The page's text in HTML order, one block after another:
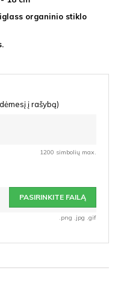
organinio stiklo
į rašybą)
1200 simbolių max.
PASIRINKITE FAILĄ
.png .jpg .gif